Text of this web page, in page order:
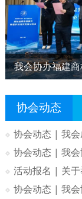
我会协办福建
协会动态